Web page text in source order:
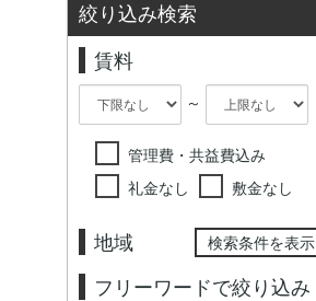
絞り込み検索
賃料
～
管理費・共益費込み
礼金なし
敷金なし
地域 検索条件を表示
フリーワードで絞り込み